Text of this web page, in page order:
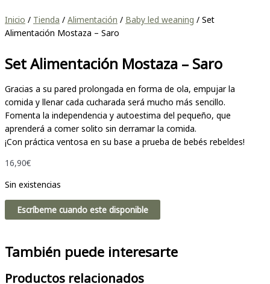
Inicio / Tienda / Alimentación / Baby led weaning / Set
Alimentación Mostaza – Saro
Set Alimentación Mostaza – Saro
Gracias a su pared prolongada en forma de ola, empujar la
comida y llenar cada cucharada será mucho más sencillo.
Fomenta la independencia y autoestima del pequeño, que
aprenderá a comer solito sin derramar la comida.
¡Con práctica ventosa en su base a prueba de bebés rebeldes!
16,90€
Sin existencias
Escríbeme cuando este disponible
También puede interesarte
Productos relacionados